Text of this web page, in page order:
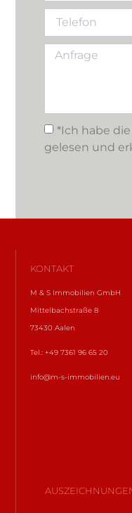
*Ich habe
gelesen und
KONTAKT
M & S Immobilien GmbH
Mittelbachstraße 8
73430 Aalen
Tel.: +49 7361 96 65 20
info@m-s-immobilien.eu